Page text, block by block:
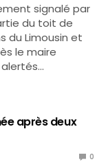
signalé par
du toit de
du Limousin et
le maire
après deux
0